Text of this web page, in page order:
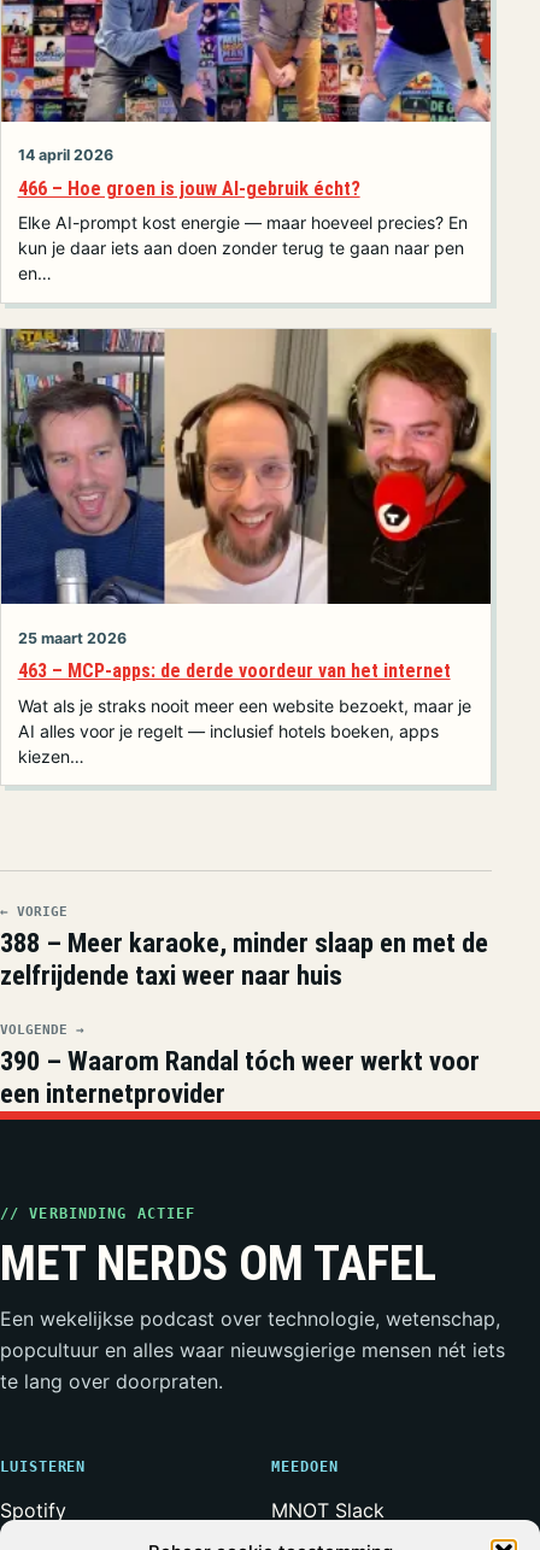
14 april 2026
466 – Hoe groen is jouw AI-gebruik écht?
Elke AI-prompt kost energie — maar hoeveel precies? En
kun je daar iets aan doen zonder terug te gaan naar pen
en…
25 maart 2026
463 – MCP-apps: de derde voordeur van het internet
Wat als je straks nooit meer een website bezoekt, maar je
AI alles voor je regelt — inclusief hotels boeken, apps
kiezen…
← VORIGE
388 – Meer karaoke, minder slaap en met de
zelfrijdende taxi weer naar huis
VOLGENDE →
390 – Waarom Randal tóch weer werkt voor
een internetprovider
// VERBINDING ACTIEF
MET NERDS OM TAFEL
Een wekelijkse podcast over technologie, wetenschap,
popcultuur en alles waar nieuwsgierige mensen nét iets
te lang over doorpraten.
LUISTEREN
Spotify
MEEDOEN
MNOT Slack
Weerwolven Slack